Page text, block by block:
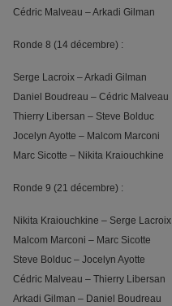
Cédric Malveau – Arkadi Gilman
Ronde 8 (14 décembre) :
Serge Lacroix – Arkadi Gilman
Daniel Boudreau – Cédric Malveau
Thierry Libersan – Steve Bolduc
Jocelyn Ayotte – Malcom Marconi
Marc Sicotte – Nikita Kraiouchkine
Ronde 9 (21 décembre) :
Nikita Kraiouchkine – Serge Lacroix
Malcom Marconi – Marc Sicotte
Steve Bolduc – Jocelyn Ayotte
Cédric Malveau – Thierry Libersan
Arkadi Gilman – Daniel Boudreau